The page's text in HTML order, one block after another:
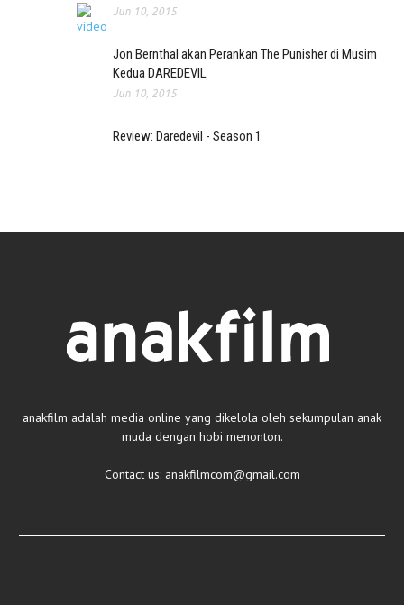
Jun 10, 2015
Jon Bernthal akan Perankan The Punisher di Musim
Kedua DAREDEVIL
Jun 10, 2015
Review: Daredevil - Season 1
anakfilm adalah media online yang dikelola oleh sekumpulan anak
muda dengan hobi menonton.
Contact us: anakfilmcom@gmail.com